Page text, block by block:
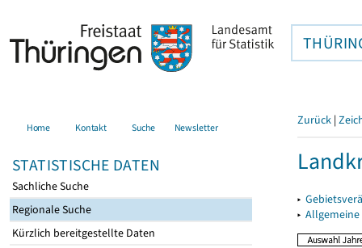
Home Kontakt Suche Newsletter
STATISTISCHE DATEN
Sachliche Suche
Regionale Suche
Kürzlich bereitgestellte Daten
Zurück |
▸
▸